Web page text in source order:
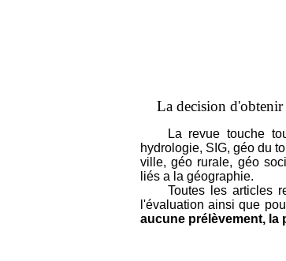
La revue touche tous
hydrologie, SIG, géo du
ville, géo rurale, géo
liés a la géographie.
Toutes les articles
l'évaluation ainsi que
aucune prélèvement, la
La decision